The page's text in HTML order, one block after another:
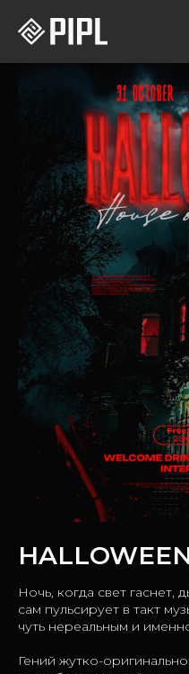
Ночь, когда свет гаснет,
сам пульсирует в такт
чуть нереальным и
Гений жутко-